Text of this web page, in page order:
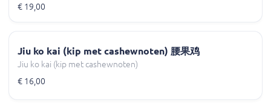
€ 19,00
Jiu ko kai (kip met cashewnoten) 腰果鸡
Jiu ko kai (kip met cashewnoten)
€ 16,00